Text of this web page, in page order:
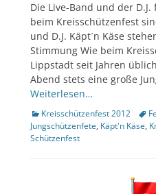
Die Live-Band und der
beim Kreisschützenfest
und D.J. Käpt´n Käse
Stimmung Wie beim
Lippstadt seit Jahren
Abend stets eine große
Weiterlesen…
Kategorien
Kreisschützenfest 2012 Tags
Jungschützenfete, Käpt'n Käse,
Schützenfest